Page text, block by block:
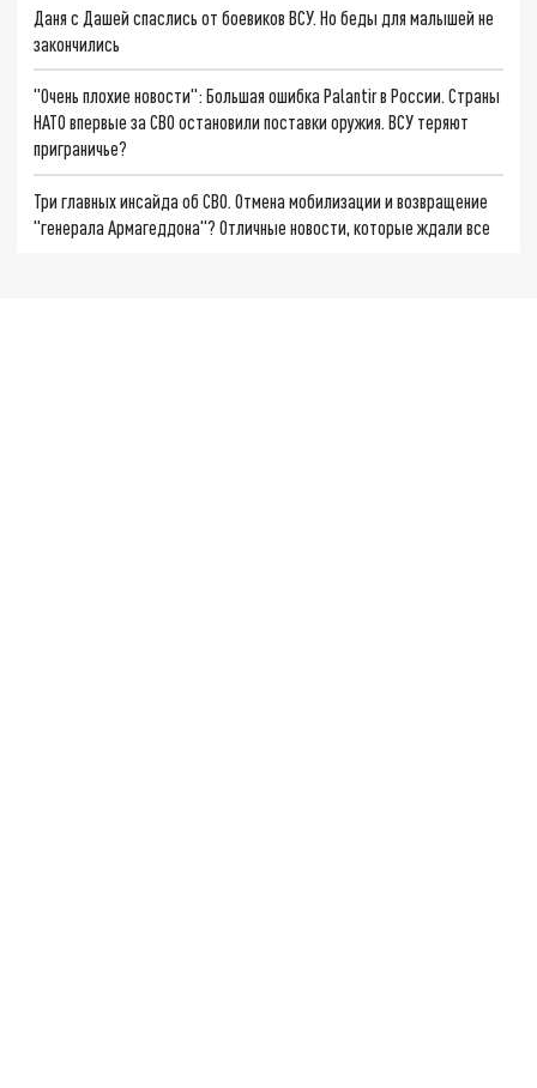
Даня с Дашей спаслись от боевиков ВСУ. Но беды для малышей не
закончились
"Очень плохие новости": Большая ошибка Palantir в России. Страны
НАТО впервые за СВО остановили поставки оружия. ВСУ теряют
приграничье?
Три главных инсайда об СВО. Отмена мобилизации и возвращение
"генерала Армагеддона"? Отличные новости, которые ждали все